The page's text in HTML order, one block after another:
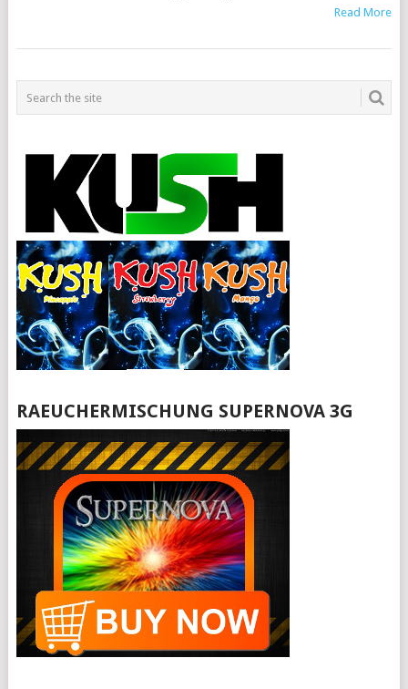
Read More
RAEUCHERMISCHUNG SUPERNOVA 3G